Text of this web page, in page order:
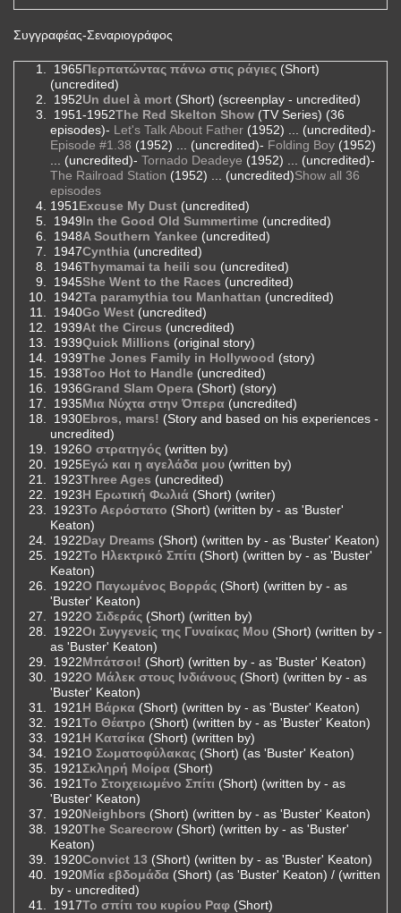
Συγγραφέας-Σεναριογράφος
1965Περπατώντας πάνω στις ράγιες (Short)
(uncredited)
1952Un duel à mort (Short) (screenplay - uncredited)
1951-1952The Red Skelton Show (TV Series) (36
episodes)- Let's Talk About Father (1952) ... (uncredited)-
Episode #1.38 (1952) ... (uncredited)- Folding Boy (1952)
... (uncredited)- Tornado Deadeye (1952) ... (uncredited)-
The Railroad Station (1952) ... (uncredited)Show all 36
episodes
1951 Excuse My Dust (uncredited)
1949In the Good Old Summertime (uncredited)
1948A Southern Yankee (uncredited)
1947Cynthia (uncredited)
1946Thymamai ta heili sou (uncredited)
1945She Went to the Races (uncredited)
1942Ta paramythia tou Manhattan (uncredited)
1940Go West (uncredited)
1939At the Circus (uncredited)
1939Quick Millions (original story)
1939The Jones Family in Hollywood (story)
1938Too Hot to Handle (uncredited)
1936Grand Slam Opera (Short) (story)
1935Μια Νύχτα στην Όπερα (uncredited)
1930Ebros, mars! (Story and based on his experiences -
uncredited)
1926Ο στρατηγός (written by)
1925Εγώ και η αγελάδα μου (written by)
1923Three Ages (uncredited)
1923Η Ερωτική Φωλιά (Short) (writer)
1923Το Αερόστατο (Short) (written by - as 'Buster'
Keaton)
1922Day Dreams (Short) (written by - as 'Buster' Keaton)
1922Το Ηλεκτρικό Σπίτι (Short) (written by - as 'Buster'
Keaton)
1922Ο Παγωμένος Βορράς (Short) (written by - as
'Buster' Keaton)
1922Ο Σιδεράς (Short) (written by)
1922Οι Συγγενείς της Γυναίκας Μου (Short) (written by -
as 'Buster' Keaton)
1922Μπάτσοι! (Short) (written by - as 'Buster' Keaton)
1922Ο Μάλεκ στους Ινδιάνους (Short) (written by - as
'Buster' Keaton)
1921 Η Βάρκα (Short) (written by - as 'Buster' Keaton)
1921Το Θέατρο (Short) (written by - as 'Buster' Keaton)
1921 Η Κατσίκα (Short) (written by)
1921Ο Σωματοφύλακας (Short) (as 'Buster' Keaton)
1921Σκληρή Μοίρα (Short)
1921Το Στοιχειωμένο Σπίτι (Short) (written by - as
'Buster' Keaton)
1920Neighbors (Short) (written by - as 'Buster' Keaton)
1920The Scarecrow (Short) (written by - as 'Buster'
Keaton)
1920Convict 13 (Short) (written by - as 'Buster' Keaton)
1920Μία εβδομάδα (Short) (as 'Buster' Keaton) / (written
by - uncredited)
1917Το σπίτι του κυρίου Ραφ (Short)